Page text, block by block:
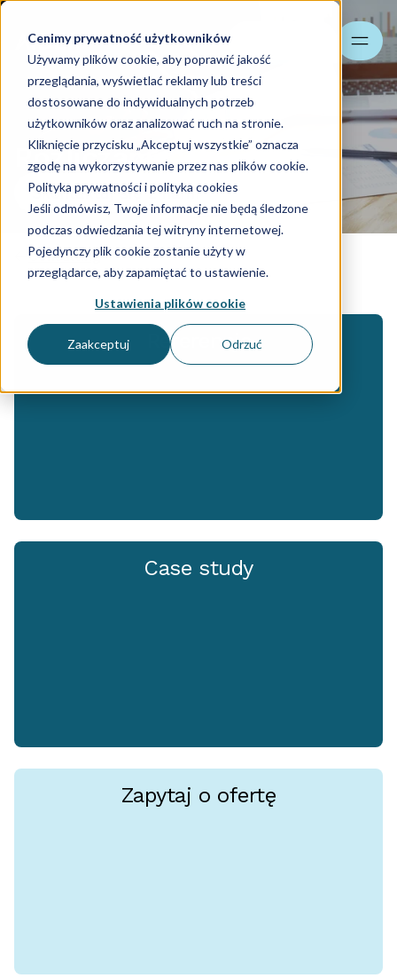
Cenimy prywatność użytkowników
Używamy plików cookie, aby poprawić jakość
przeglądania, wyświetlać reklamy lub treści
dostosowane do indywidualnych potrzeb
użytkowników oraz analizować ruch na stronie.
Kliknięcie przycisku „Akceptuj wszystkie” oznacza
zgodę na wykorzystywanie przez nas plików cookie.
Polityka prywatności i polityka cookies
Jeśli odmówisz, Twoje informacje nie będą śledzone
podczas odwiedzania tej witryny internetowej.
Pojedynczy plik cookie zostanie użyty w
przeglądarce, aby zapamiętać to ustawienie.
Ustawienia plików cookie
Zaakceptuj Odrzuć
Rozliczanie VAT
Skontaktuj się z nami
Consulting
Referencje
Case study
Zapytaj o ofertę